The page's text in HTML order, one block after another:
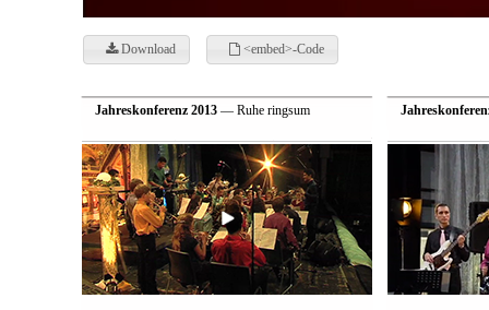
Download <embed>-Code
Jahreskonferenz 2013— Ruhe ringsum